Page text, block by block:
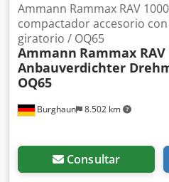
Burghaun 8.502 km
Ammann Rammax RAV
compactador accesorio
giratorio / OQ65
Ammann Rammax RAV
Anbauverdichter
OQ65
Consultar